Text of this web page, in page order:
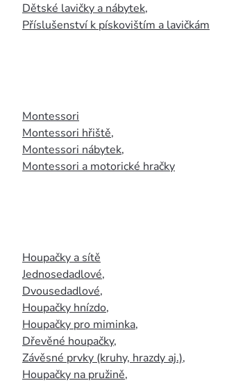
Dětské lavičky a nábytek,
Příslušenství k pískovištím a lavičkám
Montessori
Montessori hřiště,
Montessori nábytek,
Montessori a motorické hračky
Houpačky a sítě
Jednosedadlové,
Dvousedadlové,
Houpačky hnízdo,
Houpačky pro miminka,
Dřevěné houpačky,
Závěsné prvky (kruhy, hrazdy aj.),
Houpačky na pružině,